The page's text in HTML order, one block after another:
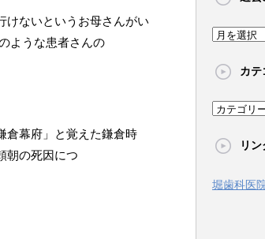
けないというお母さんがい
ような患者さんの
倉幕府」と覚えた鎌倉時
朝の死因につ
過
の
事
カテ
カ
ゴ
ー
リン
堀歯科医